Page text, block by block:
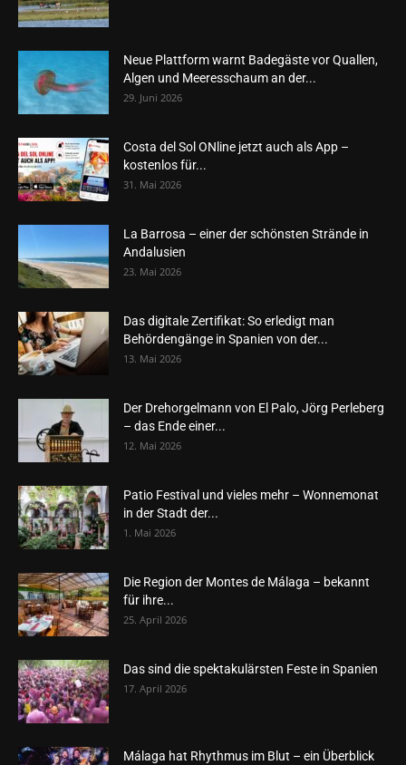
Neue Plattform warnt Badegäste vor Quallen,
Algen und Meeresschaum an der...
29. Juni 2026
Costa del Sol ONline jetzt auch als App –
kostenlos für...
31. Mai 2026
La Barrosa – einer der schönsten Strände in
Andalusien
23. Mai 2026
Das digitale Zertifikat: So erledigt man
Behördengänge in Spanien von der...
13. Mai 2026
Der Drehorgelmann von El Palo, Jörg Perleberg
– das Ende einer...
12. Mai 2026
Patio Festival und vieles mehr – Wonnemonat
in der Stadt der...
1. Mai 2026
Die Region der Montes de Málaga – bekannt
für ihre...
25. April 2026
Das sind die spektakulärsten Feste in Spanien
17. April 2026
Málaga hat Rhythmus im Blut – ein Überblick